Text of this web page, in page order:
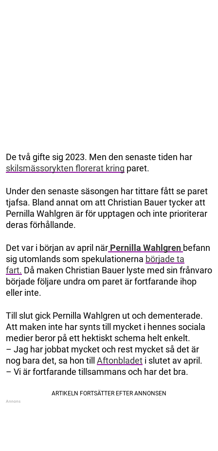
De två gifte sig 2023. Men den senaste tiden har
skilsmässorykten florerat kring paret.
Under den senaste säsongen har tittare fått se paret
tjafsa. Bland annat om att Christian Bauer tycker att
Pernilla Wahlgren är för upptagen och inte prioriterar
deras förhållande.
Det var i början av april när Pernilla Wahlgren befann
sig utomlands som spekulationerna började ta
fart. Då maken Christian Bauer lyste med sin frånvaro
började följare undra om paret är fortfarande ihop
eller inte.
Till slut gick Pernilla Wahlgren ut och dementerade.
Att maken inte har synts till mycket i hennes sociala
medier beror på ett hektiskt schema helt enkelt.
– Jag har jobbat mycket och rest mycket så det är
nog bara det, sa hon till Aftonbladet i slutet av april.
– Vi är fortfarande tillsammans och har det bra.